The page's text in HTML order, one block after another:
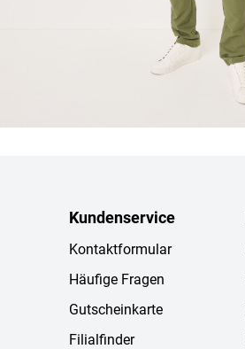
Kundenservice
Kontaktformular
Häufige Fragen
Gutscheinkarte
Filialfinder